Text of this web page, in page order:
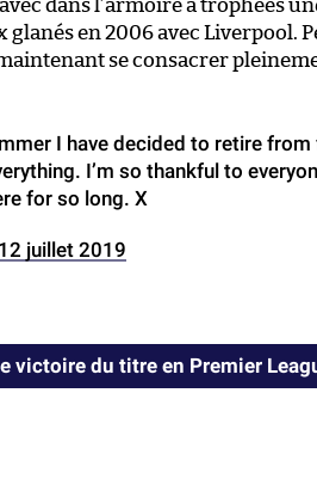
dans l’armoire à trophées
en 2006 avec Liverpool.
se consacrer
I have decided to retire
I’m so thankful to
for so long. X
12 juillet 2019
victoire du titre en Premier